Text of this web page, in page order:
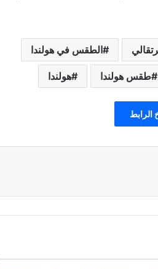
الطقس في هولندا
طقس هولندا هولندا
الرابط